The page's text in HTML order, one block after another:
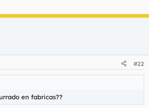
#22
en fabricas??